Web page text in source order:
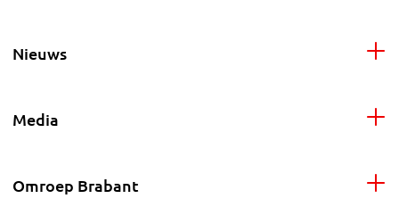
Nieuws
Media
Omroep Brabant